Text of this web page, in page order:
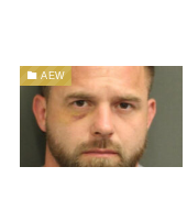
AEW